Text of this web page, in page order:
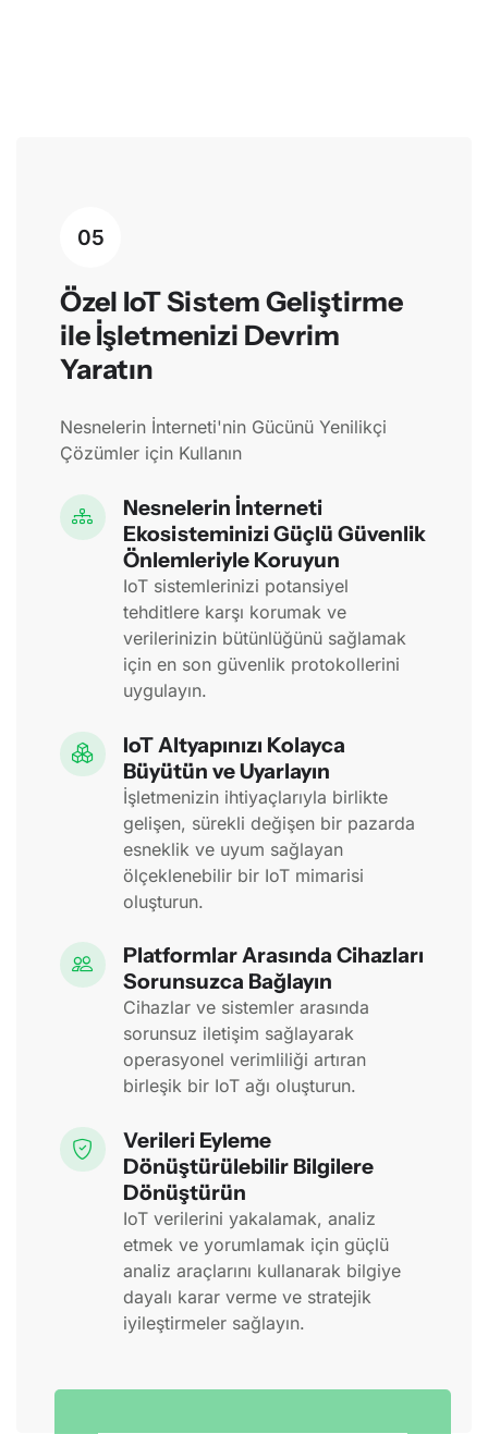
05
Özel IoT Sistem Geliştirme
ile İşletmenizi Devrim
Yaratın
Nesnelerin İnterneti'nin Gücünü Yenilikçi
Çözümler için Kullanın
Nesnelerin İnterneti
Ekosisteminizi Güçlü Güvenlik
Önlemleriyle Koruyun
IoT sistemlerinizi potansiyel
tehditlere karşı korumak ve
verilerinizin bütünlüğünü sağlamak
için en son güvenlik protokollerini
uygulayın.
IoT Altyapınızı Kolayca
Büyütün ve Uyarlayın
İşletmenizin ihtiyaçlarıyla birlikte
gelişen, sürekli değişen bir pazarda
esneklik ve uyum sağlayan
ölçeklenebilir bir IoT mimarisi
oluşturun.
Platformlar Arasında Cihazları
Sorunsuzca Bağlayın
Cihazlar ve sistemler arasında
sorunsuz iletişim sağlayarak
operasyonel verimliliği artıran
birleşik bir IoT ağı oluşturun.
Verileri Eyleme
Dönüştürülebilir Bilgilere
Dönüştürün
IoT verilerini yakalamak, analiz
etmek ve yorumlamak için güçlü
analiz araçlarını kullanarak bilgiye
dayalı karar verme ve stratejik
iyileştirmeler sağlayın.